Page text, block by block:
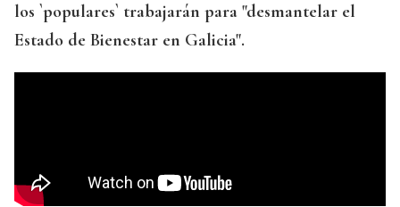
los `populares` trabajarán para "desmantelar el
Estado de Bienestar en Galicia".